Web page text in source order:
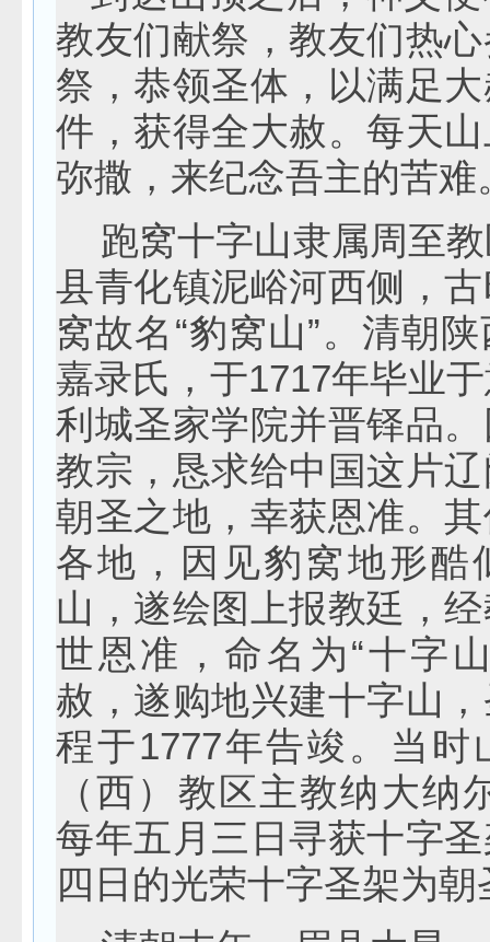
教友们献祭，教友们热
祭，恭领圣体，以满足
件，获得全大赦。每天
弥撒，来纪念吾主的苦难
跑窝十字山隶属周至教
县青化镇泥峪河西侧，
窝故名“豹窝山”。清朝
嘉录氏，于1717年毕业
利城圣家学院并晋铎品
教宗，恳求给中国这片
朝圣之地，幸获恩准。
各地，因见豹窝地形酷
山，遂绘图上报教廷，
世恩准，命名为“十字
赦，遂购地兴建十字山
程于1777年告竣。当时
（西）教区主教纳大纳
每年五月三日寻获十字
四日的光荣十字圣架为朝